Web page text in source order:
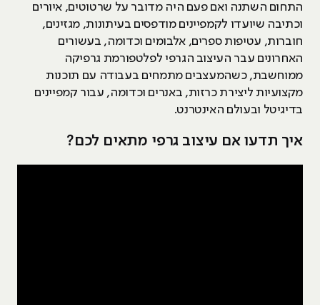
התחום השתנה ואם פעם היה מדובר על שרטוטים, איורים
וכתיבה שיועדו לקמפיינים מודפסים בעיתונות, מגזינים,
חוברות, עטיפות ספרים, אלבומים וכדומה, בעשורים
האחרונים עבר העיצוב הגרפי לפלטפורמת גרפיקה
ממוחשבת, כשהמעצבים מתמחים בעבודה עם תוכנות
מקצועיות ליצירת כרזות, באנרים וכדומה, עבור קמפיינים
בדיגיטל ובעולם האינטרנט.
איך תדעו אם עיצוב גרפי מתאים לכם?